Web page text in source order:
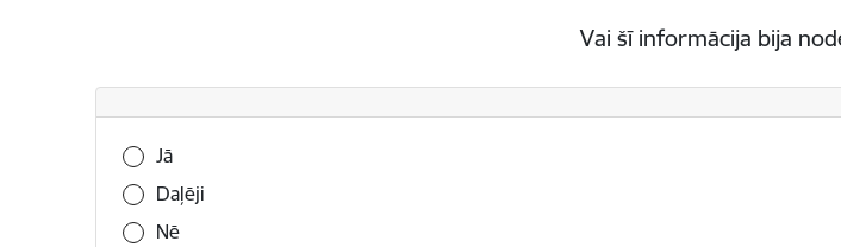
Vai šī informācija bija
Vai šī informācija bija noderīga?
Jā
Daļēji
Nē